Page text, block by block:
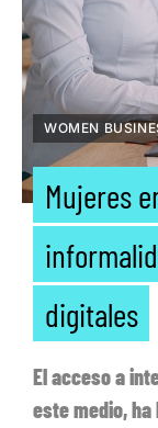
WOMEN
Mujeres
digitales
El acceso a
este medio, ha